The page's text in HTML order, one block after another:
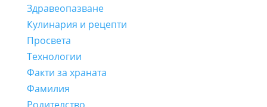
Здравеопазване
Кулинария и рецепти
Просвета
Технологии
Факти за храната
Фамилия